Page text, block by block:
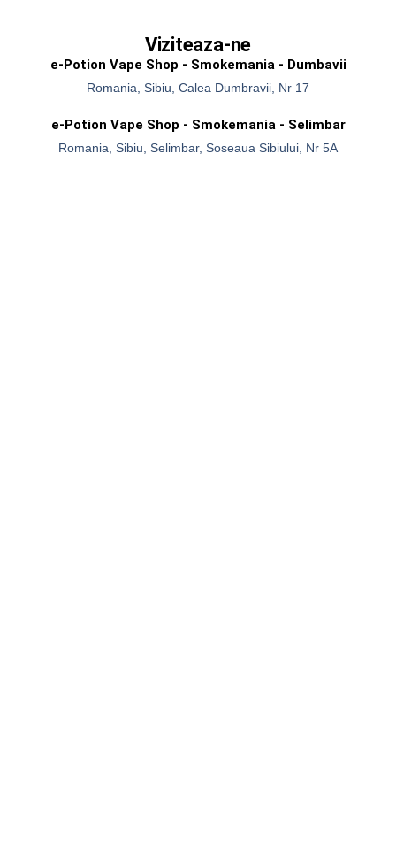
Viziteaza-ne
e-Potion Vape Shop - Smokemania - Dumbavii
Romania, Sibiu, Calea Dumbravii, Nr 17
e-Potion Vape Shop - Smokemania - Selimbar
Romania, Sibiu, Selimbar, Soseaua Sibiului, Nr 5A